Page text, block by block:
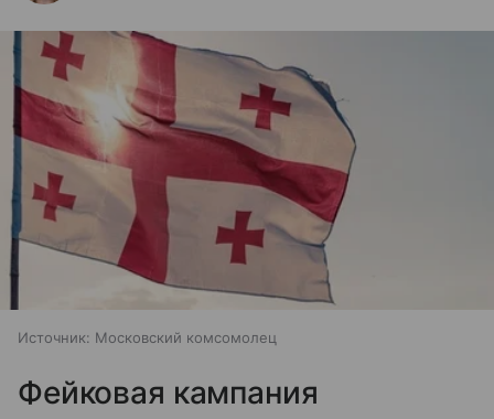
Источник: Московский комсомолец
Фейковая кампания